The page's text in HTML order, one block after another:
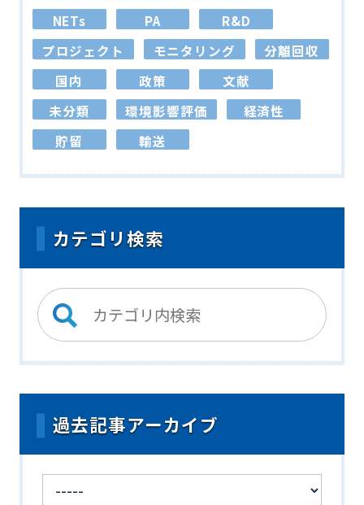
NETs
PA
R&D
プロジェクト
モニタリング
分離回収
国内
政策
文献
未分類
環境影響評価
経済性
貯留
輸送
カテゴリ検索
過去記事アーカイブ